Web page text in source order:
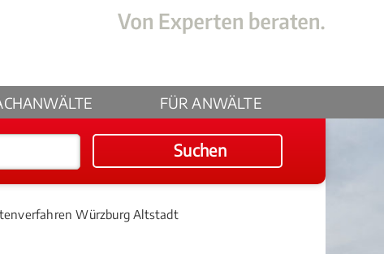
FÜR ANWÄLTE
Suchen
Würzburg Altstadt